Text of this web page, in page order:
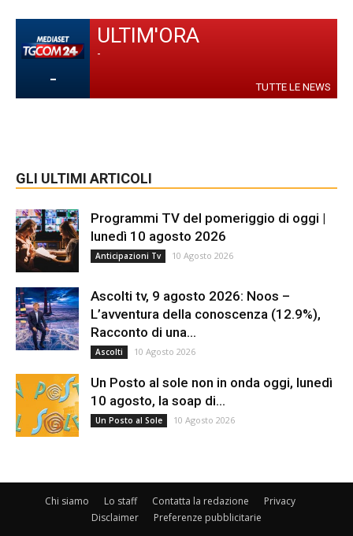
-
ULTIM'ORA
-
TUTTE LE NEWS
GLI ULTIMI ARTICOLI
Programmi TV del pomeriggio di oggi |
lunedì 10 agosto 2026
Anticipazioni Tv 10 Agosto 2026
Ascolti tv, 9 agosto 2026: Noos –
L’avventura della conoscenza (12.9%),
Racconto di una...
Ascolti 10 Agosto 2026
Un Posto al sole non in onda oggi, lunedì
10 agosto, la soap di...
Un Posto al Sole 10 Agosto 2026
Chi siamo Lo staff Contatta la redazione
Privacy
Disclaimer
Preferenze pubblicitarie